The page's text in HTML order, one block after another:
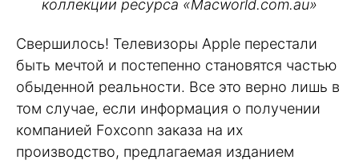
коллекции ресурса «Macworld.com.au»
Свершилось! Телевизоры Apple перестали
быть мечтой и постепенно становятся частью
обыденной реальности. Все это верно лишь в
том случае, если информация о получении
компанией Foxconn заказа на их
производство, предлагаемая изданием